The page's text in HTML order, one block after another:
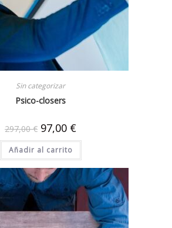
Sin categorizar
Psico-closers
297,00€ 97,00 €
Añadir al carrito